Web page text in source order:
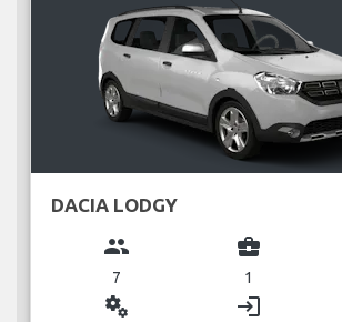
DACIA LODGY
group
7
business_center
1
miscellaneous_services login